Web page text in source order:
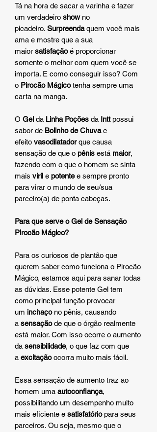
Tá na hora de sacar a varinha e fazer
um verdadeiro show no
picadeiro. Surpreendaquem você mais
ama e mostre que a sua
maior satisfaçãoé proporcionar
somente o melhor com quem você se
importa. E como conseguir isso? Com
o Pirocão Mágicotenha sempre uma
carta na manga.
O Gel da Linha Poções da Inttpossui
sabor de Bolinho de Chuvae
efeito vasodilatadorque causa
sensação de que o pênis está maior,
fazendo com o que o homem se sinta
mais viril e potentee sempre pronto
para virar o mundo de seu/sua
parceiro(a) de ponta cabeças.
Para que serve o Gel de Sensação
Pirocão Mágico?
Para os curiosos de plantão que
querem saber como funciona o Pirocão
Mágico, estamos aqui para sanar todas
as dúvidas. Esse potente Gel tem
como principal função provocar
um inchaço no pênis, causando
a sensaçãode que o órgão realmente
está maior. Com isso ocorre o aumento
da sensibilidade, o que faz com que
a excitaçãoocorra muito mais fácil.
Essa sensação de aumento traz ao
homem uma autoconfiança,
possibilitando um desempenho muito
mais eficiente e satisfatóriopara seus
parceiros. Ou seja, mesmo que o